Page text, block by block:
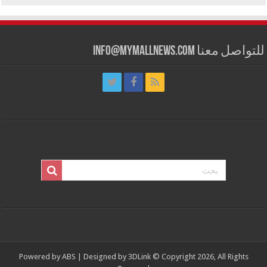
للتواصل معنا info@mymallnews.com
Powered by ABS | Designed by 3DLink© Copyright 2026, All Rights